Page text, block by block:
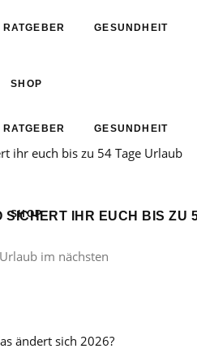
RATGEBER GESUNDHEIT
SHOP
RATGEBER GESUNDHEIT
SHOP
SICHERT IHR EUCH BIS ZU
im nächsten